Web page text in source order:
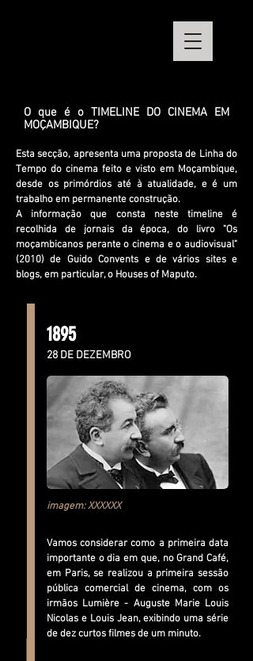
O que é o TIMELINE DO CINEMA EM
MOÇAMBIQUE?
Esta secção, apresenta uma proposta de Linha do
Tempo do cinema feito e visto em Moçambique,
desde os primórdios até à atualidade, e é um
trabalho em permanente construção.
A informação que consta neste timeline é
recolhida de jornais da época, do livro "Os
moçambicanos perante o cinema e o audiovisual"
(2010) de Guido Convents e de vários sites e
blogs, em particular, o Houses of Maputo.
1895
28 DE DEZEMBRO
imagem: XXXXXX
Vamos considerar como a primeira data
importante o dia em que, no Grand Café,
em Paris, se realizou a primeira sessão
pública comercial de cinema, com os
irmãos Lumière - Auguste Marie Louis
Nicolas e Louis Jean, exibindo uma série
de dez curtos filmes de um minuto.